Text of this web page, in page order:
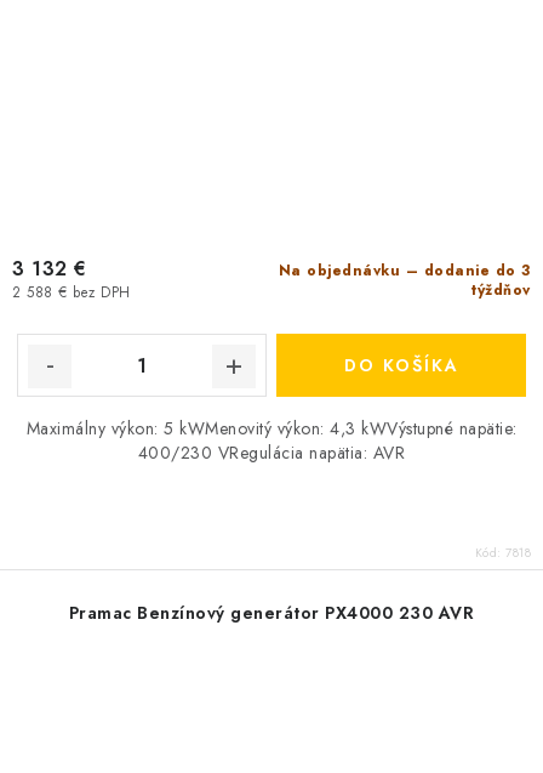
Na objednávku – dodanie do 3
týždňov
2 588 € bez DPH
3 132 €
DO KOŠÍKA
Maximálny výkon: 5 kWMenovitý výkon: 4,3 kWVýstupné napätie:
400/230 VRegulácia napätia: AVR
Kód: 7818
Pramac Benzínový generátor PX4000 230 AVR